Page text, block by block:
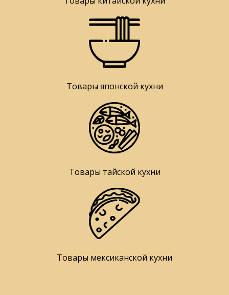
Товары японской кухни
Товары тайской кухни
Товары мексиканской кухни